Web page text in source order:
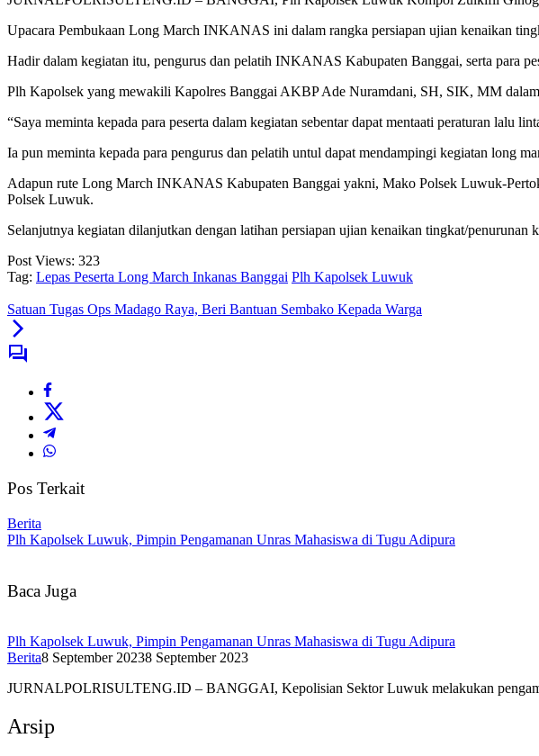
Upacara Pembukaan Long March INKANAS ini dalam rangka persiapan ujian kenaikan
Hadir dalam kegiatan itu, pengurus dan pelatih INKANAS Kabupaten Banggai, serta para
Plh Kapolsek yang mewakili Kapolres Banggai AKBP Ade Nuramdani, SH, SIK, MM dalam
“Saya meminta kepada para peserta dalam kegiatan sebentar dapat mentaati peraturan lalu
Ia pun meminta kepada para pengurus dan pelatih untul dapat mendampingi kegiatan long
Adapun rute Long March INKANAS Kabupaten Banggai yakni, Mako Polsek Luwuk-
Polsek Luwuk.
Selanjutnya kegiatan dilanjutkan dengan latihan persiapan ujian kenaikan tingkat/penurunan
Post Views: 323
Tag: Lepas Peserta Long March Inkanas Banggai Plh Kapolsek Luwuk
Satuan Tugas Ops Madago Raya, Beri Bantuan Sembako Kepada Warga
Pos Terkait
Berita
Plh Kapolsek Luwuk, Pimpin Pengamanan Unras Mahasiswa di Tugu Adipura
Baca Juga
Plh Kapolsek Luwuk, Pimpin Pengamanan Unras Mahasiswa di Tugu Adipura
Berita8 September 20238 September 2023
JURNALPOLRISULTENG.ID – BANGGAI, Kepolisian Sektor Luwuk melakukan
Arsip